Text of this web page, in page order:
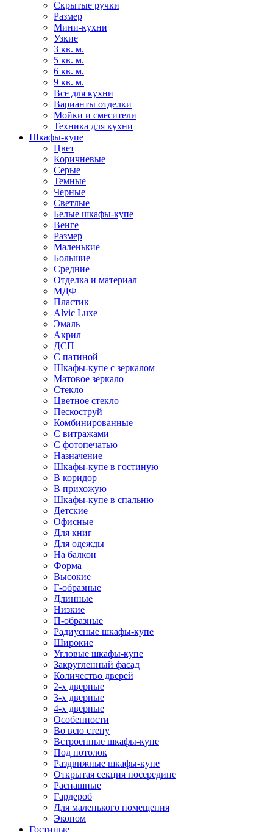
Скрытые ручки
Размер
Мини-кухни
Узкие
3 кв. м.
5 кв. м.
6 кв. м.
9 кв. м.
Все для кухни
Варианты отделки
Мойки и смесители
Техника для кухни
Шкафы-купе
Цвет
Коричневые
Серые
Темные
Черные
Светлые
Белые шкафы-купе
Венге
Размер
Маленькие
Большие
Средние
Отделка и материал
МДФ
Пластик
Alvic Luxe
Эмаль
Акрил
ДСП
С патиной
Шкафы-купе с зеркалом
Матовое зеркало
Стекло
Цветное стекло
Пескоструй
Комбинированные
С витражами
С фотопечатью
Назначение
Шкафы-купе в гостиную
В коридор
В прихожую
Шкафы-купе в спальню
Детские
Офисные
Для книг
Для одежды
На балкон
Форма
Высокие
Г-образные
Длинные
Низкие
П-образные
Радиусные шкафы-купе
Широкие
Угловые шкафы-купе
Закругленный фасад
Количество дверей
2-х дверные
3-х дверные
4-х дверные
Особенности
Во всю стену
Встроенные шкафы-купе
Под потолок
Раздвижные шкафы-купе
Открытая секция посередине
Распашные
Гардероб
Для маленького помещения
Эконом
Гостиные